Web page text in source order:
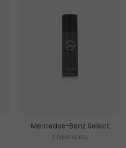
Mercedes-Benz Select
Körperspray